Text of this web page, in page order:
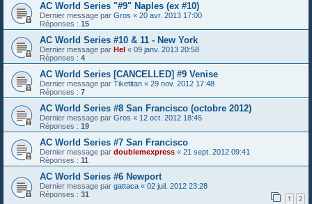
AC World Series "#9" Naples (ex #10)
Dernier message par Gros « 20 avr. 2013 17:00
Réponses : 15
AC World Series #10 & 11 - New York
Dernier message par Hel « 09 janv. 2013 20:58
Réponses : 4
AC World Series [CANCELLED] #9 Venise
Dernier message par Tiketitan « 29 nov. 2012 17:48
Réponses : 7
AC World Series #8 San Francisco (octobre 2012)
Dernier message par Gros « 12 oct. 2012 18:45
Réponses : 19
AC World Series #7 San Francisco
Dernier message par doublemexpress « 21 sept. 2012 09:41
Réponses : 11
AC World Series #6 Newport
Dernier message par gattaca « 02 juil. 2012 23:28
Réponses : 31 1 2